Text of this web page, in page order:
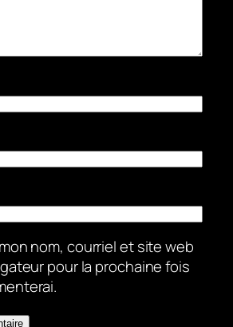
nom, courriel et site web
pour la prochaine fois